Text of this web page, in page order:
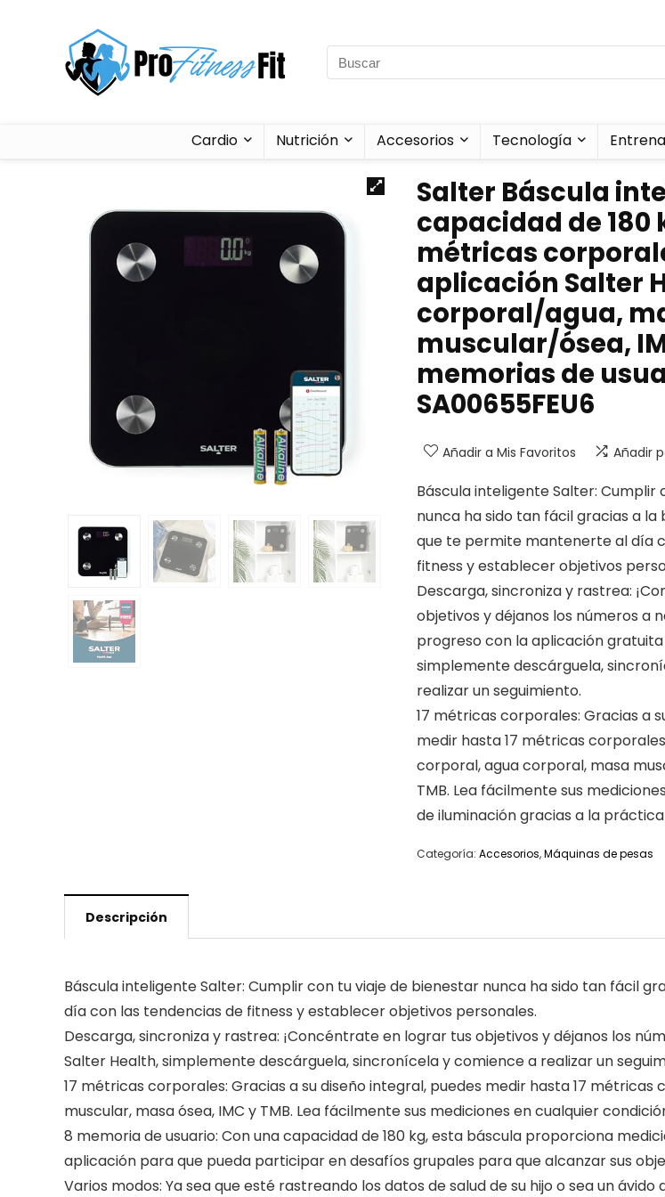
Cardio Nutrición Accesorios Tecnología
Salter Báscula
capacidad de 180
métricas
aplicación Salter
corporal/agua,
muscular/ósea,
memorias de
SA00655FEU6
Añadir a Mis Favoritos Añadir
Báscula inteligente Salter: Cumplir
nunca ha sido tan fácil gracias a
que te permite mantenerte al día
fitness y establecer objetivos
Descarga, sincroniza y rastrea:
objetivos y déjanos los números a
progreso con la aplicación
simplemente descárguela,
realizar un seguimiento.
17 métricas corporales: Gracias a
medir hasta 17 métricas
corporal, agua corporal, masa
TMB. Lea fácilmente sus
de iluminación gracias a la
Categoría: Accesorios,Máquinas de pesas
Descripción
Báscula inteligente Salter: Cumplir con tu viaje de bienestar nunca ha sido tan fácil
día con las tendencias de fitness y establecer objetivos personales.
Descarga, sincroniza y rastrea: ¡Concéntrate en lograr tus objetivos y déjanos los
Salter Health, simplemente descárguela, sincronícela y comience a realizar un
17 métricas corporales: Gracias a su diseño integral, puedes medir hasta 17
muscular, masa ósea, IMC y TMB. Lea fácilmente sus mediciones en cualquier
8 memoria de usuario: Con una capacidad de 180 kg, esta báscula proporciona
aplicación para que pueda participar en desafíos grupales para que alcanzar sus
Varios modos: Ya sea que esté rastreando los datos de salud de su hijo o sea un